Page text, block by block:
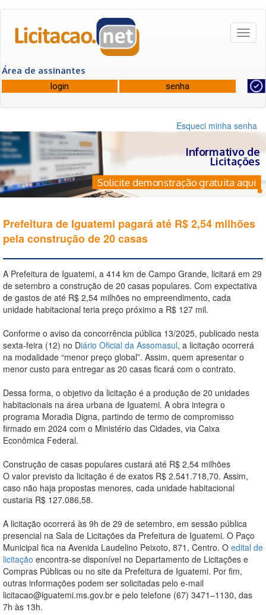
Área de assinantes
Esqueci minha senha
Informativo de
Licitações
Solicite demonstração gratuita aqui
Prefeitura de Iguatemi pagará até R$ 2,54 milhões
pela construção de 20 casas
A Prefeitura de Iguatemi, a 414 km de Campo Grande, licitará em 29
de setembro a construção de 20 casas populares. Com expectativa
de gastos de até R$ 2,54 milhões no empreendimento, cada
unidade habitacional teria preço próximo a R$ 127 mil.
Conforme o aviso da concorrência pública 13/2025, publicado nesta
sexta-feira (12) no Diário Oficial da Assomasul, a licitação ocorrerá
na modalidade “menor preço global”. Assim, quem apresentar o
menor custo para entregar as 20 casas ficará com o contrato.
Dessa forma, o objetivo da licitação é a produção de 20 unidades
habitacionais na área urbana de Iguatemi. A obra integra o
programa Moradia Digna, partindo de termo de compromisso
firmado em 2024 com o Ministério das Cidades, via Caixa
Econômica Federal.
Construção de casas populares custará até R$ 2,54 milhões
O valor previsto da licitação é de exatos R$ 2.541.718,70. Assim,
caso não haja propostas menores, cada unidade habitacional
custaria R$ 127.086,58.
A licitação ocorrerá às 9h de 29 de setembro, em sessão pública
presencial na Sala de Licitações da Prefeitura de Iguatemi. O Paço
Municipal fica na Avenida Laudelino Peixoto, 871, Centro. O edital de
licitação encontra-se disponível no Departamento de Licitações e
Compras Públicas ou no site da Prefeitura de Iguatemi. Por fim,
outras informações podem ser solicitadas pelo e-mail
licitacao@iguatemi.ms.gov.br e pelo telefone (67) 3471–1130, das
7h às 13h.